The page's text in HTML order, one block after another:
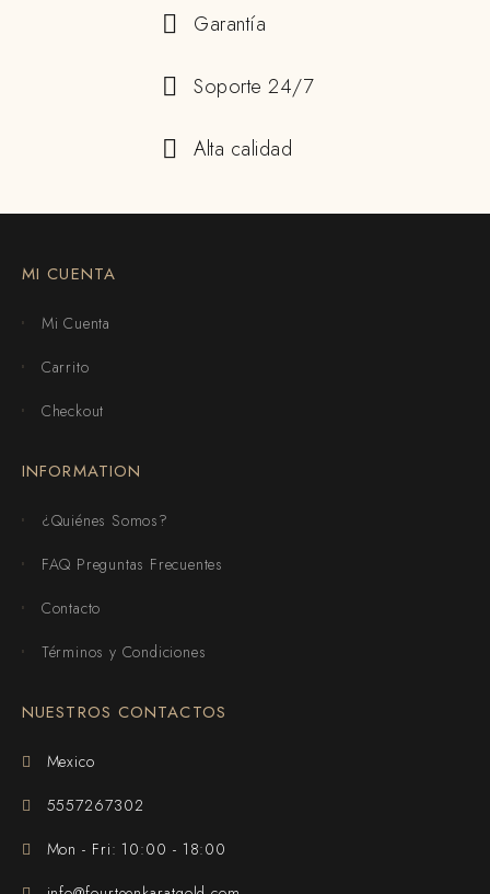
Garantía
Soporte 24/7
Alta calidad
MI CUENTA
Mi Cuenta
Carrito
Checkout
INFORMATION
¿Quiénes Somos?
FAQ Preguntas Frecuentes
Contacto
Términos y Condiciones
NUESTROS CONTACTOS
Mexico
5557267302
Mon - Fri: 10:00 - 18:00